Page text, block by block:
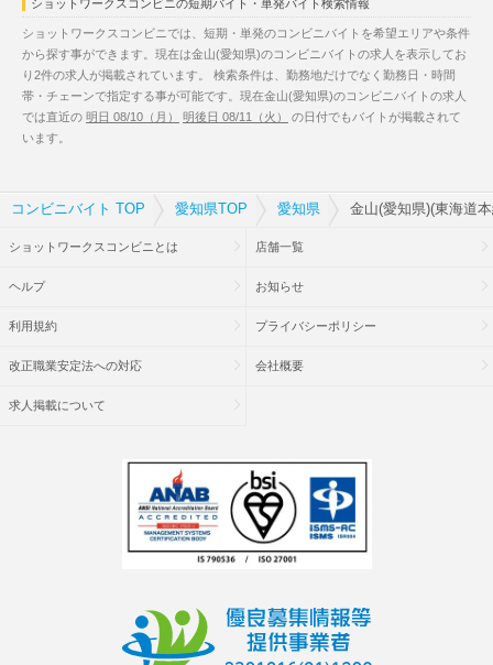
ショットワークスコンビニの短期バイト・単発バイト検索情報
ショットワークスコンビニでは、短期・単発のコンビニバイトを希望エリアや条件
から探す事ができます。現在は金山(愛知県)のコンビニバイトの求人を表示してお
り2件の求人が掲載されています。 検索条件は、勤務地だけでなく勤務日・時間
帯・チェーンで指定する事が可能です。現在金山(愛知県)のコンビニバイトの求人
では直近の 明日 08/10（月） 明後日 08/11（火）
の日付でもバイトが掲載されて
います。
コンビニバイト TOP 愛知県TOP 愛知県 金山(愛知県)(東海道
ショットワークスコンビニとは 店舗一覧
ヘルプ お知らせ
利用規約 プライバシーポリシー
改正職業安定法への対応 会社概要
求人掲載について